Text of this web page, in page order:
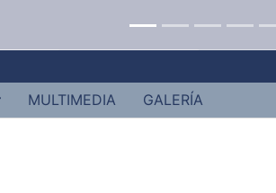
MULTIMEDIA GALERÍA